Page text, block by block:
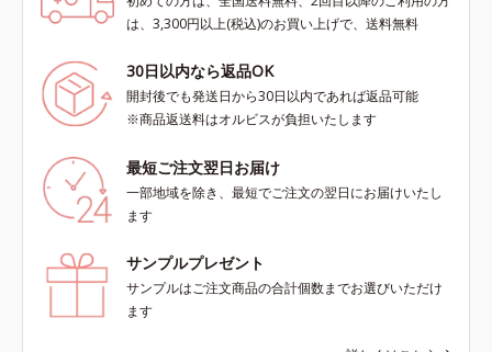
は、3,300円以上(税込)のお買い上げで、送料無料
30日以内なら返品OK
開封後でも発送日から30日以内であれば返品可能
※商品返送料はオルビスが負担いたします
最短ご注文翌日お届け
一部地域を除き、最短でご注文の翌日にお届けいたし
ます
サンプルプレゼント
サンプルはご注文商品の合計個数までお選びいただけ
ます